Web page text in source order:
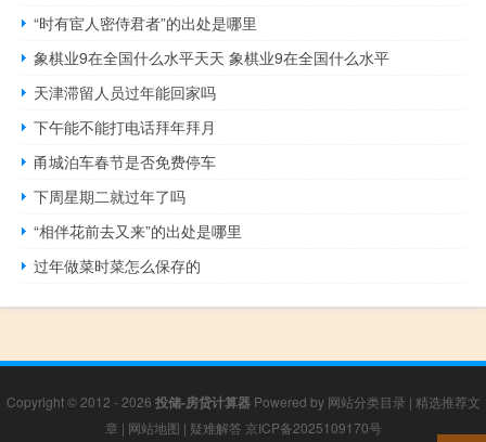
“时有宦人密侍君者”的出处是哪里
象棋业9在全国什么水平天天 象棋业9在全国什么水平
天津滞留人员过年能回家吗
下午能不能打电话拜年拜月
甬城泊车春节是否免费停车
下周星期二就过年了吗
“相伴花前去又来”的出处是哪里
过年做菜时菜怎么保存的
Copyright © 2012 - 2026 投储-房贷计算器Powered by 网站分类目录 | 精选推荐文
章 | 网站地图 | 疑难解答 京ICP备2025109170号